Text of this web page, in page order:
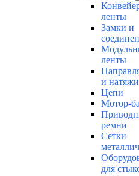
ленты
Замки и
ленты
и
Цепи
Мотор-
ремни
Сетки
для